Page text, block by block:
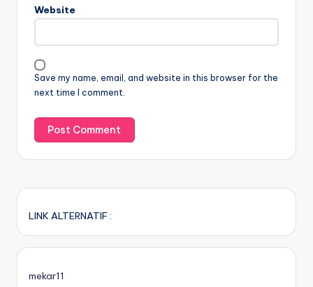
Website
Save my name, email, and website in this browser for the
next time I comment.
LINK ALTERNATIF :
mekar11